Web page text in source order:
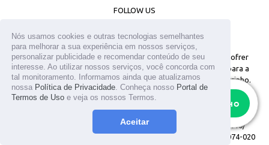
Nós usamos cookies e outras tecnologias semelhantes
para melhorar a sua experiência em nossos serviços,
personalizar publicidade e recomendar conteúdo de seu
interesse. Ao utilizar nossos serviços, você concorda com
tal monitoramento. Informamos ainda que atualizamos
nossa Política de Privacidade . Conheça nosso Portal de
Termos de Uso e veja os nossos Termos.
Aceitar
RESTAM APENAS7
ADICIONAR AO CARRINHO
FOLLOW US
© 2026Todos os direitos reservados. Os estoques podem sofrer
alterações sem aviso prévio. Os preços são válidos apenas para a
loja virtual. Em caso de divergência, o preço válido é o do carrinho.
As fotos aqui veiculadas, logotipo e marca são de propriedade do
site www.casasmiranda.com.br. É vetada a sua reprodução, total ou
parcial, sem a expressa autorização. T.MIKAMI UTENSILIOS LTDA /
CNPJ: 25.317.659/0001-05 / Inscrição Estadual: 141.096.449.110/
Endereço: R Antonio Raposo n° 12 - Lapa - São Paulo Cep: 05074-020